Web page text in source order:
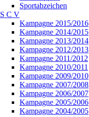
Sportabzeichen
S C V
Kampagne 2015/2016
Kampagne 2014/2015
Kampagne 2013/2014
Kampagne 2012/2013
Kampagne 2011/2012
Kampagne 2010/2011
Kampagne 2009/2010
Kampagne 2007/2008
Kampagne 2006/2007
Kampagne 2005/2006
Kampagne 2004/2005